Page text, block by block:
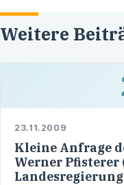
Weitere
23.11.2009
Kleine Anfrage
Werner Pfisterer
Landesregierung